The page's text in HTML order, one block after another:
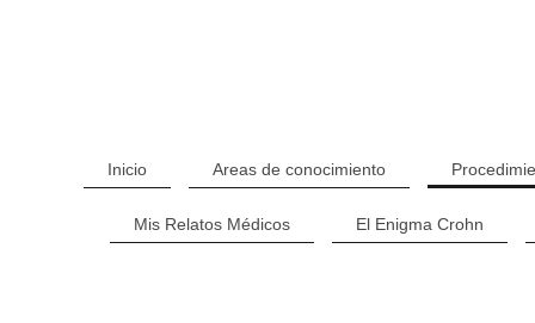
Inicio Areas de conocimiento
Mis Relatos Médicos El Enigma Crohn